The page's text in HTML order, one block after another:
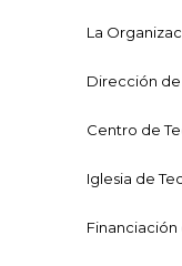
La
Dirección de
Centro de
Iglesia de
Financiación